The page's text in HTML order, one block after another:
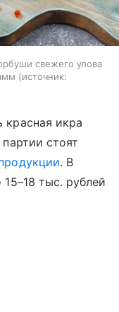
свежего улова
источник:
красная икра
стоят
. В
тыс. рублей